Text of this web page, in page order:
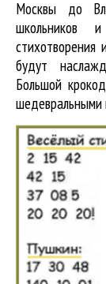
Москвы до
школьников
будут
Большой
шедевральными